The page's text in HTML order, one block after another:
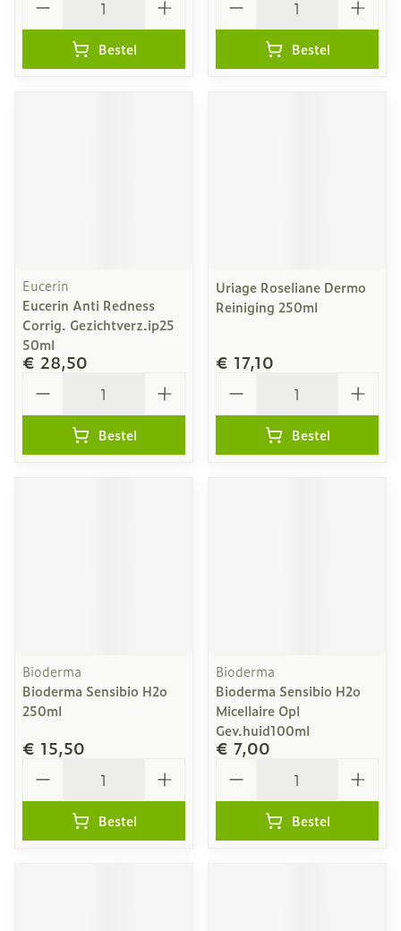
Bestel Bestel
Eucerin
Eucerin Anti Redness
Corrig. Gezichtverz.ip25
50ml
€ 28,50
Bestel
Uriage Roseliane Dermo
Reiniging 250ml
€ 17,10
Bestel
Bioderma
Bioderma Sensibio H2o
250ml
€ 15,50
Bestel
Bioderma
Bioderma Sensibio H2o
Micellaire Opl
Gev.huid100ml
€ 7,00
Bestel